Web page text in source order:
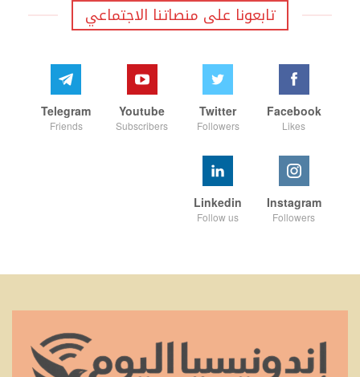
تابعونا على منصاتنا الاجتماعي
Facebook
Likes
Twitter
Followers
Youtube
Subscribers
Telegram
Friends
Instagram
Followers
Linkedin
Follow us